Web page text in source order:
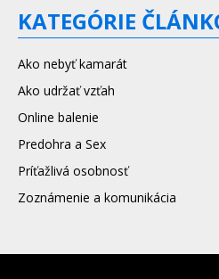
KATEGÓRIE
Ako nebyť kamarát
Ako udržať vzťah
Online balenie
Predohra a Sex
Príťažlivá osobnosť
Zoznámenie a komunikácia